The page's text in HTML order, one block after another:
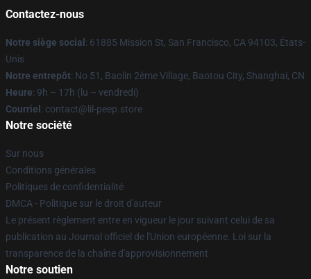
Contactez-nous
Notre siège social : 61885 Mission St, San Francisco, CA 94103, États-
Unis
Notre entrepôt: No 51, Baolin 2ème Village, Baotou City, Shanghai, CN
Heure: 9h – 17h (lu – vendredi)
Courriel : contact@lil-peep.store
Notre société
Sur nous
Conditions générales
Politiques de confidentialité
DMCA - Politique sur le droit d'auteur
Le présent règlement entre en vigueur le jour suivant celui de sa
publication au Journal officiel de l'Union européenne. Loi sur la
transparence de la chaîne d'approvisionnement
Notre soutien